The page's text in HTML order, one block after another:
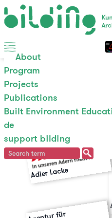
About
Program
Projects
Publications
Built Environment
de
support bilding
Partners
Partners
Adler Lacke